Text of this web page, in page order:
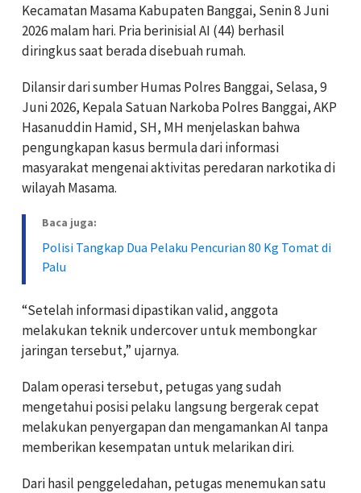
Kecamatan Masama Kabupaten Banggai, Senin 8 Juni
2026 malam hari. Pria berinisial AI (44) berhasil
diringkus saat berada disebuah rumah.
Dilansir dari sumber Humas Polres Banggai, Selasa, 9
Juni 2026, Kepala Satuan Narkoba Polres Banggai, AKP
Hasanuddin Hamid, SH, MH menjelaskan bahwa
pengungkapan kasus bermula dari informasi
masyarakat mengenai aktivitas peredaran narkotika di
wilayah Masama.
Baca juga:
Polisi Tangkap Dua Pelaku Pencurian 80 Kg Tomat di
Palu
“Setelah informasi dipastikan valid, anggota
melakukan teknik undercover untuk membongkar
jaringan tersebut,” ujarnya.
Dalam operasi tersebut, petugas yang sudah
mengetahui posisi pelaku langsung bergerak cepat
melakukan penyergapan dan mengamankan AI tanpa
memberikan kesempatan untuk melarikan diri.
Dari hasil penggeledahan, petugas menemukan satu